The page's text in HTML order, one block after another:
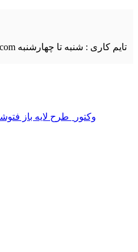
تایم کاری : شنبه تا چهارشنبه
وکتور طرح لایه باز